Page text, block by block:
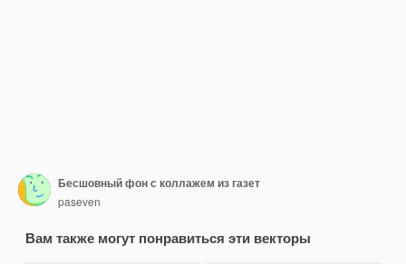
Бесшовный фон с коллажем из газет
paseven
Вам также могут понравиться эти векторы